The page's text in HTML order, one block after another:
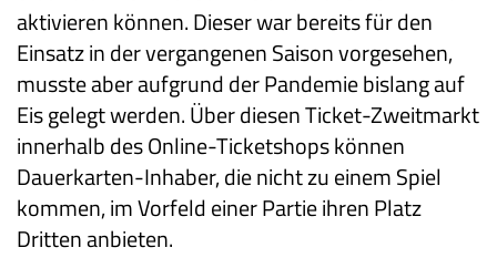
aktivieren können. Dieser war bereits für den
Einsatz in der vergangenen Saison vorgesehen,
musste aber aufgrund der Pandemie bislang auf
Eis gelegt werden. Über diesen Ticket-Zweitmarkt
innerhalb des Online-Ticketshops können
Dauerkarten-Inhaber, die nicht zu einem Spiel
kommen, im Vorfeld einer Partie ihren Platz
Dritten anbieten.